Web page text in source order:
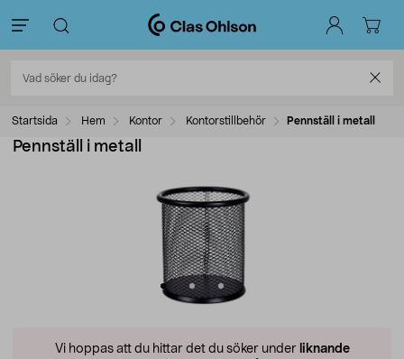
Startsida Hem Kontor Kontorstillbehör Pennställ i metall
Pennställ i metall
Vi hoppas att du hittar det du söker under liknande